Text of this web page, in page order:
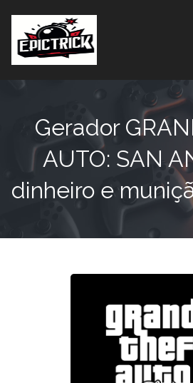
Gerador
AUTO: SAN
dinheiro e